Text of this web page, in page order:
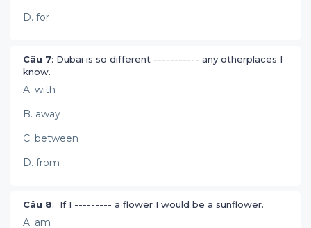
D. for
Câu 7: Dubai is so different ----------- any otherplaces I
know.
A. with
B. away
C. between
D. from
Câu 8: If I --------- a flower I would be a sunflower.
A. am